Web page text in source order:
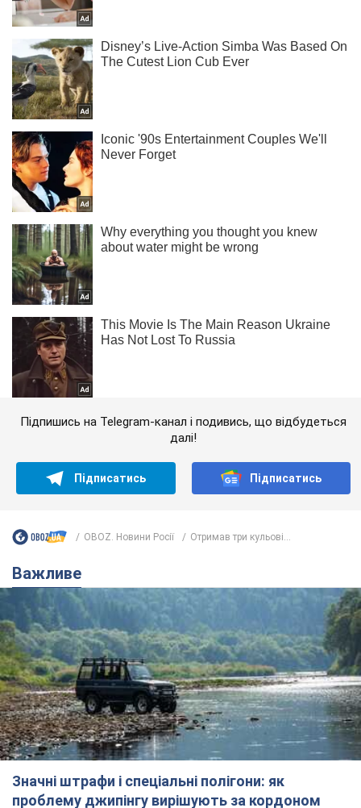
Підпишись на Telegram-канал і подивись, що відбудеться
далі!
Підписатись Підписатись
OBOZ. Новини Росії Отримав три кульові...
Важливе
Значні штрафи і спеціальні полігони: як
проблему джипінгу вирішують за кордоном